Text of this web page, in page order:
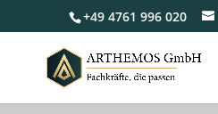
+49 4761 996 020